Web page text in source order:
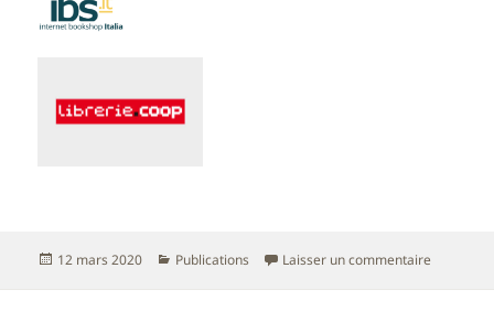
Publié
12 mars 2020 Catégories
Publications Laisser un commentairesur